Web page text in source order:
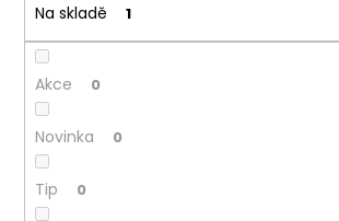
o
d
u
k
ů
Na skladě 1
Akce 0
Novinka 0
Tip 0
e
n
a
?